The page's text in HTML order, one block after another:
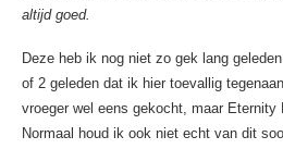
altijd goed.
Deze heb ik nog niet zo gek lang
of 2 geleden dat ik hier toevallig
vroeger wel eens gekocht, maar Eternity
Normaal houd ik ook niet echt van dit